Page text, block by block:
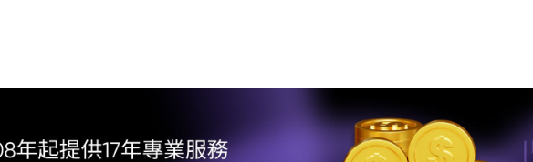
4. 經濟數據即將發布
5. Jamie Dimon對市